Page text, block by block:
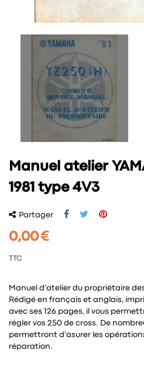
Manuel atelier
1981 type 4V3
Partager
0,00 €
TTC
Manuel d'atelier du propriétaire des
Rédigé en français et anglais,
avec ses 126 pages, il vous
régler vos 250 de cross. De
permettront d'asurer les
réparation.